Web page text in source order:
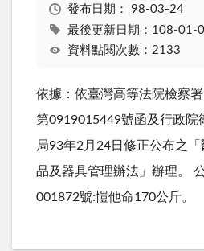
發布日期： 98-03-24
最後更新日期：108-01-
資料點閱次數：2133
依據：依臺灣高等法院檢察
第0919015449號函及行政院
局93年2月24日修正公布之
品及器具管理辦法」辦理。
001872號:愷他命170公斤。